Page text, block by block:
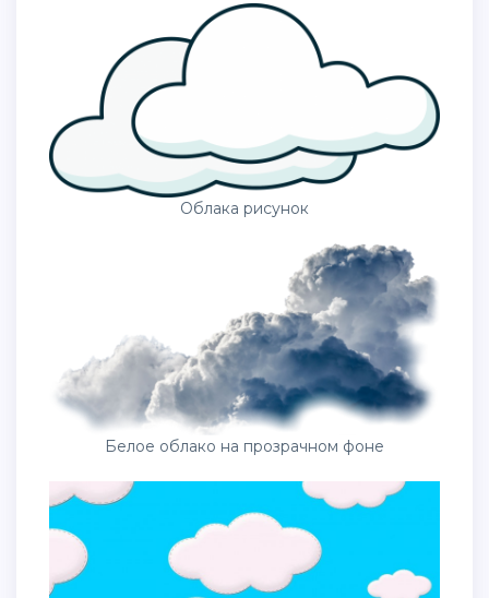
Облака рисунок
Белое облако на прозрачном фоне